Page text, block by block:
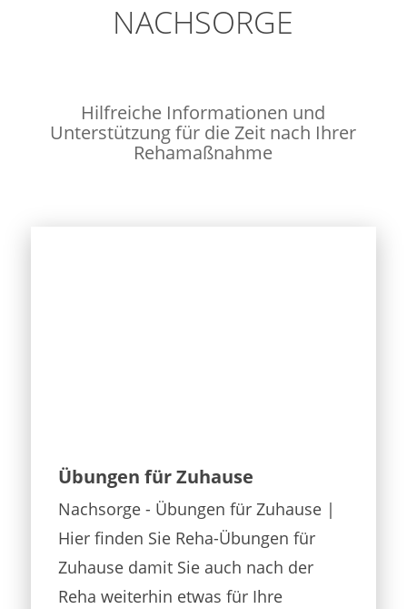
NACHSORGE
Hilfreiche Informationen und
Unterstützung für die Zeit nach Ihrer
Rehamaßnahme
Übungen für Zuhause
Nachsorge - Übungen für Zuhause |
Hier finden Sie Reha-Übungen für
Zuhause damit Sie auch nach der
Reha weiterhin etwas für Ihre